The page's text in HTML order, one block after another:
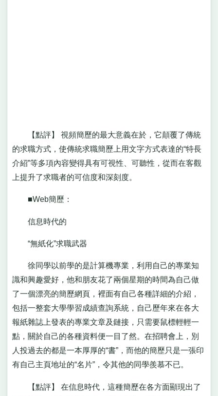
【點評】 視頻簡歷的最大意義在於，它顛覆了傳統
的求職方式，使傳統求職簡歷上用文字方式表達的“特長
介紹”等多項內容變得具有可視性、可聽性，從而在客觀
上提升了求職者的可信度和深刻度。
■Web簡歷：
信息時代的
“無紙化”求職武器
徐同學以前學的是計算機專業，利用自己的專業知
識和興趣愛好，他和朋友花了兩個星期的時間為自己做
了一個漂亮的簡歷網頁，裡面有自己各種詳細的介紹，
包括一整套大學學習成績查詢系統，自己歷年來在各大
報紙雜誌上發表的專業文章及鏈接，只需要鼠標輕輕一
點，關於自己的各種資料便一目了然。在招聘會上，別
人投過去的都是一本厚厚的“書”，而他的簡歷只是一張印
有自己主頁地址的“名片”，令其他的同學羨慕不已。
【點評】 在信息時代，這種簡歷在各方面顯現出了